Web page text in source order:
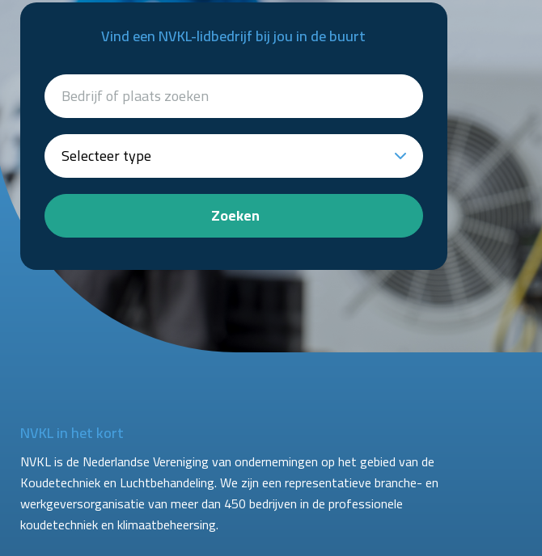
Vind een NVKL-lidbedrijf bij jou in de buurt
Zoeken
NVKL in het kort
NVKL is de Nederlandse Vereniging van ondernemingen op het gebied van de
Koudetechniek en Luchtbehandeling. We zijn een representatieve branche- en
werkgeversorganisatie van meer dan 450 bedrijven in de professionele
koudetechniek en klimaatbeheersing.